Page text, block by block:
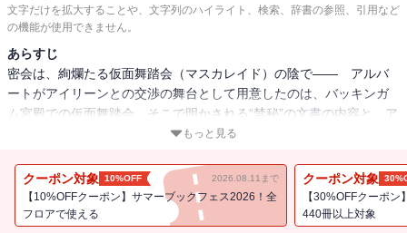
文字だけを拡大することや、文字列のハイライト、検索、辞書の参照、引用など
の機能が使用できません。
あらすじ
密会は、絢爛たる仮面舞踏会（マスカレイド）の陰で―― アルバ
ートがアイリーンとの交渉の舞台として用意したのは、バッキンガ
ム宮殿での仮面舞踏会。そこで明かされる“禁秘”の文書の内容と、ア
イリーンの真の“望み”とは…!? 犯罪卿と名探偵、美貌の悪女。奇妙
もっと見る
クーポン対象 10%OFF 2026.08.11まで
【10%OFFクーポン】サマーブックフェス2026！全
フロアで使える
クーポン対象
【30%OFFクーポ
440冊以上対象